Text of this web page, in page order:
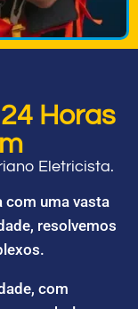
Horas
Eletricista.
com uma vasta
resolvemos
com